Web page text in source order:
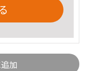
加